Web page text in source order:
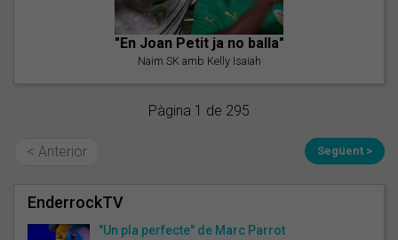
"En Joan Petit ja no balla"
Naim SK amb Kelly Isaiah
Pàgina 1 de 295
< Anterior Següent >
EnderrockTV
"Un pla perfecte" de Marc Parrot